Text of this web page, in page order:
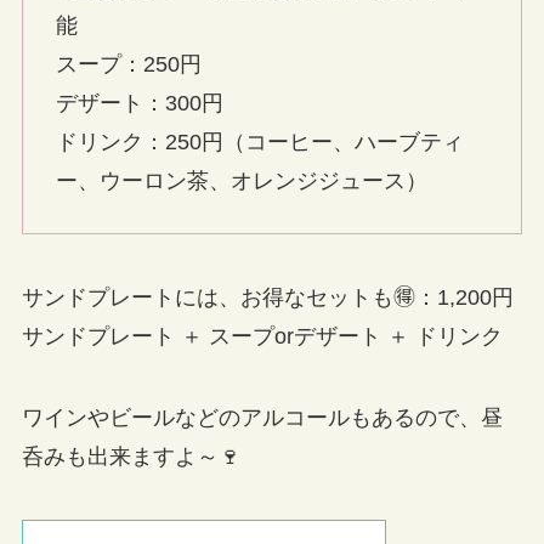
能
スープ：250円
デザート：300円
ドリンク：250円（コーヒー、ハーブティ
ー、ウーロン茶、オレンジジュース）
サンドプレートには、お得なセットも🉐：1,200円
サンドプレート ＋ スープorデザート ＋ ドリンク
ワインやビールなどのアルコールもあるので、昼
呑みも出来ますよ～🍷